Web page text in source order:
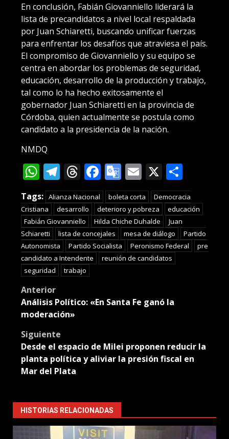
En conclusión, Fabián Giovanniello liderará la
lista de precandidatos a nivel local respaldada
por Juan Schiaretti, buscando unificar fuerzas
para enfrentar los desafíos que atraviesa el país.
El compromiso de Giovanniello y su equipo se
centra en abordar los problemas de seguridad,
educación, desarrollo de la producción y trabajo,
tal como lo ha hecho exitosamente el
gobernador Juan Schiaretti en la provincia de
Córdoba, quien actualmente se postula como
candidato a la presidencia de la nación.
NMDQ
WhatsApp
Telegram
Threads
Facebook
Google
Translate
Email
X
Tags: Alianza Nacional boleta corta
Democracia
Cristiana
desarrollo deterioro y pobreza
educación
Fabián Giovanniello
Hilda Chiche Duhalde
Juan
Schiaretti
lista de concejales mesa de diálogo
Partido
Autonomista
Partido Socialista Peronismo Federal
pre
candidato a Intendente
reunión de candidatos
seguridad
trabajo
Post
navigation
Anterior
Análisis Político: «En Santa Fe ganó la
moderación»
Siguiente
Desde el espacio de Milei proponen reducir la
planta política y aliviar la presión fiscal en
Mar del Plata
HISTORIAS RELACIONADAS